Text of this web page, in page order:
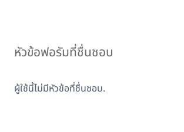
หัวข้อฟอรัมที่ชื่นชอบ
ผู้ใช้นี้ไม่มีหัวข้อที่ชื่นชอบ.